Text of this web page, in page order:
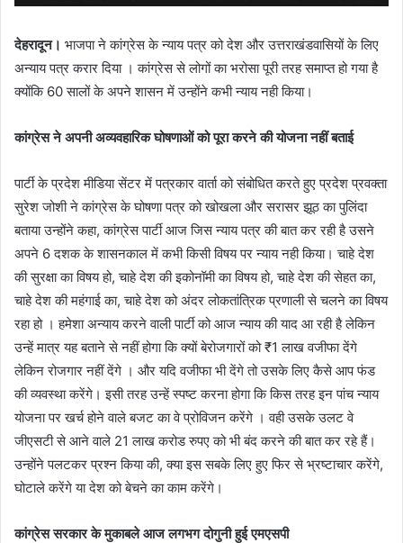
देहरादून। भाजपा ने कांग्रेस के न्याय पत्र को देश और उत्तराखंडवासियों के लिए
अन्याय पत्र करार दिया । कांग्रेस से लोगों का भरोसा पूरी तरह समाप्त हो गया है
क्योंकि 60 सालों के अपने शासन में उन्होंने कभी न्याय नही किया।
कांग्रेस ने अपनी अव्यवहारिक घोषणाओं को पूरा करने की योजना नहीं बताई
पार्टी के प्रदेश मीडिया सेंटर में पत्रकार वार्ता को संबोधित करते हुए प्रदेश प्रवक्ता
सुरेश जोशी ने कांग्रेस के घोषणा पत्र को खोखला और सरासर झूठ का पुलिंदा
बताया उन्होंने कहा, कांग्रेस पार्टी आज जिस न्याय पत्र की बात कर रही है उसने
अपने 6 दशक के शासनकाल में कभी किसी विषय पर न्याय नही किया। चाहे देश
की सुरक्षा का विषय हो, चाहे देश की इकोनॉमी का विषय हो, चाहे देश की सेहत का,
चाहे देश की महंगाई का, चाहे देश को अंदर लोकतांत्रिक प्रणाली से चलने का विषय
रहा हो । हमेशा अन्याय करने वाली पार्टी को आज न्याय की याद आ रही है लेकिन
उन्हें मात्र यह बताने से नहीं होगा कि क्यों बेरोजगारों को ₹1 लाख वजीफा देंगे
लेकिन रोजगार नहीं देंगे । और यदि वजीफा भी देंगे तो उसके लिए कैसे आप फंड
की व्यवस्था करेंगे। इसी तरह उन्हें स्पष्ट करना होगा कि किस तरह इन पांच न्याय
योजना पर खर्च होने वाले बजट का वे प्रोविजन करेंगे । वही उसके उलट वे
जीएसटी से आने वाले 21 लाख करोड रुपए को भी बंद करने की बात कर रहे हैं।
उन्होंने पलटकर प्रश्न किया की, क्या इस सबके लिए हुए फिर से भ्रष्टाचार करेंगे,
घोटाले करेंगे या देश को बेचने का काम करेंगे।
कांग्रेस सरकार के मुकाबले आज लगभग दोगुनी हुई एमएसपी